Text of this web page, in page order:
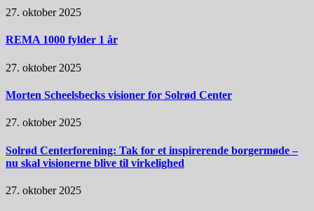
27. oktober 2025
REMA 1000 fylder 1 år
27. oktober 2025
Morten Scheelsbecks visioner for Solrød Center
27. oktober 2025
Solrød Centerforening: Tak for et inspirerende borgermøde –
nu skal visionerne blive til virkelighed
27. oktober 2025